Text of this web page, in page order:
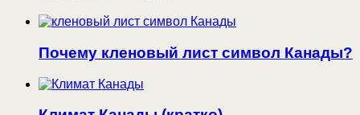
Почему кленовый лист символ Канады?